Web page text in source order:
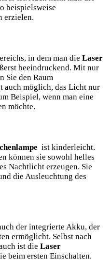
beispielsweise
erzielen.
in dem​ man die Laser
beeindruckend. Mit ⁢nur
Sie den⁢ Raum
auch ‍möglich, ⁣das Licht nur
Beispiel, wenn man eine
möchte.
⁢ ist⁣ kinderleicht.
können⁢ sie sowohl helles
Nachtlicht erzeugen. Sie
die Ausleuchtung des
der integrierte⁢ Akku, der
ermöglicht.‌ Selbst nach‍
⁤ist die Laser‍
beim ersten Einschalten.